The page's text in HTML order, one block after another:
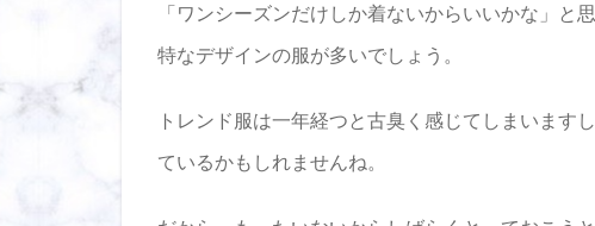
メリ
ット
とは
2.1
捨て
「ワンシーズンだけしか着ないからいいかな」と
特なデザインの服が多いでしょう。
トレンド服は一年経つと古臭く感じてしまいます
ているかもしれませんね。